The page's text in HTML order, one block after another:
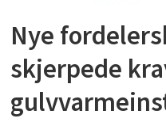
Nye
skjerpede